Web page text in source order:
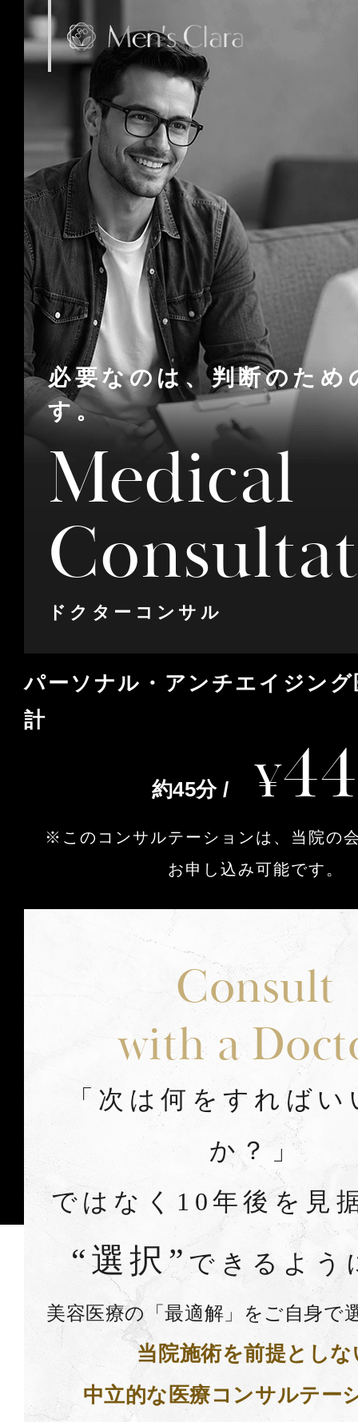
必要なのは、判断のため
す。
Medical
ドクターコンサル
パーソナル・アンチエイジング
計
約45分 / ¥
※このコンサルテーションは、当院の
お申し込み可能です。
Consult
with a
「次は何をすれば
か？」
ではなく 10年後を見
“選択”できるよう
美容医療の「最適解」をご自身で
当院施術を前提としな
中立的な医療コンサルテー